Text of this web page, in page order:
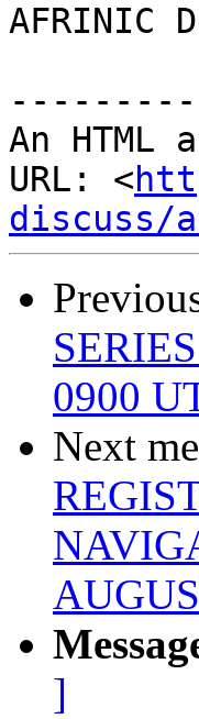
AFRINIC
An
URL: <
discuss/
0900
Next
]